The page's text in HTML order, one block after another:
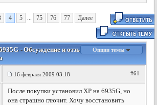
4 5 ... 75 76 77 Далее
- Обсуждение и отзывы владельцев
Опции темы
16 февраля 2009 03:18 #61
После покупки установил ХР на 6935G, но
она страшно глючит. Хочу восстановить